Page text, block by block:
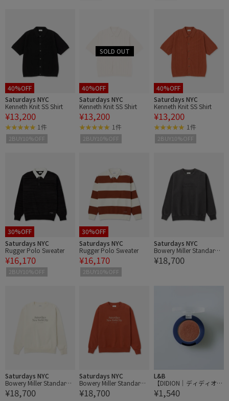
40%OFF
Saturdays NYC
Kenneth Knit SS Shirt
¥13,200
1件
2BUY10%OFF
40%OFF
Saturdays NYC
Kenneth Knit SS Shirt
¥13,200
1件
2BUY10%OFF
40%OFF
Saturdays NYC
Kenneth Knit SS Shirt
¥13,200
1件
2BUY10%OFF
30%OFF
Saturdays NYC
Rugger Polo Sweater
¥16,170
2BUY10%OFF
30%OFF
Saturdays NYC
Rugger Polo Sweater
¥16,170
2BUY10%OFF
Saturdays NYC
Bowery Miller Standard
Crew Sweatshirt
¥18,700
Saturdays NYC
Bowery Miller Standard
Crew Sweatshirt
¥18,700
Saturdays NYC
Bowery Miller Standard
Crew Sweatshirt
¥18,700
L&B
【DIDION｜ディディオ
ン】シングル アイカラー
¥1,540